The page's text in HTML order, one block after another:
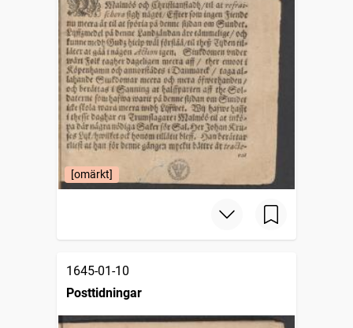
[omärkt]
1645-01-10
Posttidningar